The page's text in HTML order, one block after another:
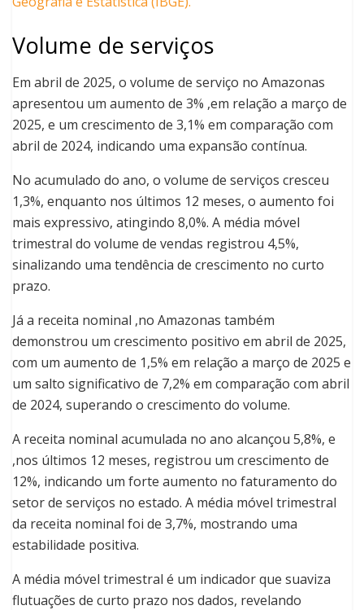
Volume de serviços
Em abril de 2025, o volume de serviço no Amazonas
apresentou um aumento de 3% ,em relação a março de
2025, e um crescimento de 3,1% em comparação com
abril de 2024, indicando uma expansão contínua.
No acumulado do ano, o volume de serviços cresceu
1,3%, enquanto nos últimos 12 meses, o aumento foi
mais expressivo, atingindo 8,0%. A média móvel
trimestral do volume de vendas registrou 4,5%,
sinalizando uma tendência de crescimento no curto
prazo.
Já a receita nominal ,no Amazonas também
demonstrou um crescimento positivo em abril de 2025,
com um aumento de 1,5% em relação a março de 2025 e
um salto significativo de 7,2% em comparação com abril
de 2024, superando o crescimento do volume.
A receita nominal acumulada no ano alcançou 5,8%, e
,nos últimos 12 meses, registrou um crescimento de
12%, indicando um forte aumento no faturamento do
setor de serviços no estado. A média móvel trimestral
da receita nominal foi de 3,7%, mostrando uma
estabilidade positiva.
A média móvel trimestral é um indicador que suaviza
flutuações de curto prazo nos dados, revelando